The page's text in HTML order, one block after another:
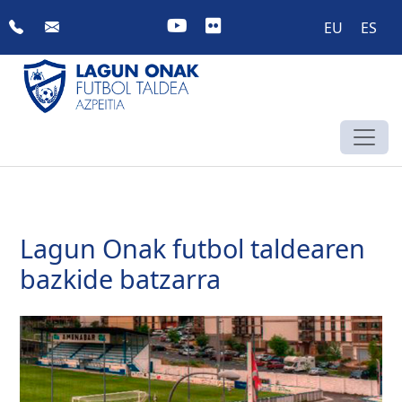
to
content
EU ES
Lagun Onak futbol taldearen
bazkide batzarra